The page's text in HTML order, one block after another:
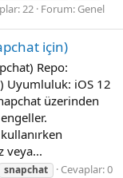
22 Forum: Genel
için)
Repo:
Uyumluluk: iOS 12
üzerinden
veya...
snapchat
Cevaplar: 0